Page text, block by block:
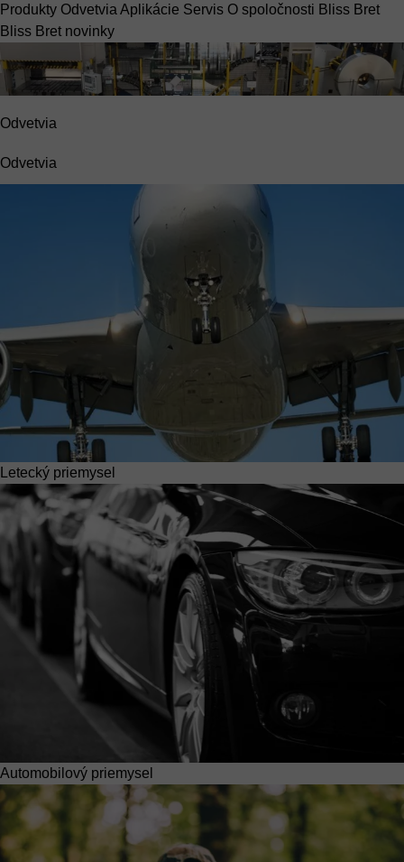
Produkty Odvetvia Aplikácie Servis O spoločnosti Bliss Bret
Bliss Bret novinky
Odvetvia
Odvetvia
Letecký priemysel
Automobilový priemysel